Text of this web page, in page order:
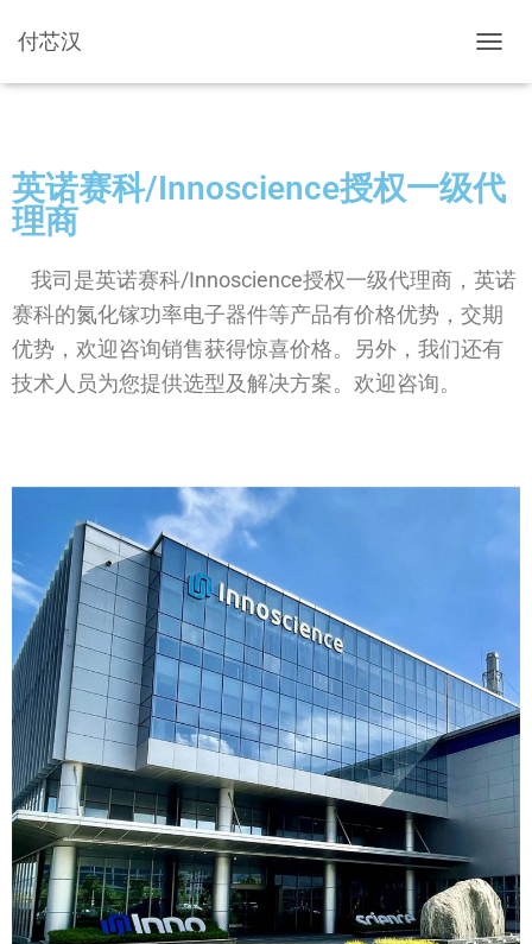
付芯汉
英诺赛科/Innoscience授权一级代
理商
我司是英诺赛科/Innoscience授权一级代理商，英诺
赛科的氮化镓功率电子器件等产品有价格优势，交期
优势，欢迎咨询销售获得惊喜价格。另外，我们还有
技术人员为您提供选型及解决方案。欢迎咨询。